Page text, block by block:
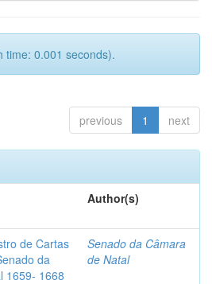
time: 0.001 seconds).
previous 1 next
Author(s)
de Cartas
da
1659- 1668
Senado da Câmara
de Natal